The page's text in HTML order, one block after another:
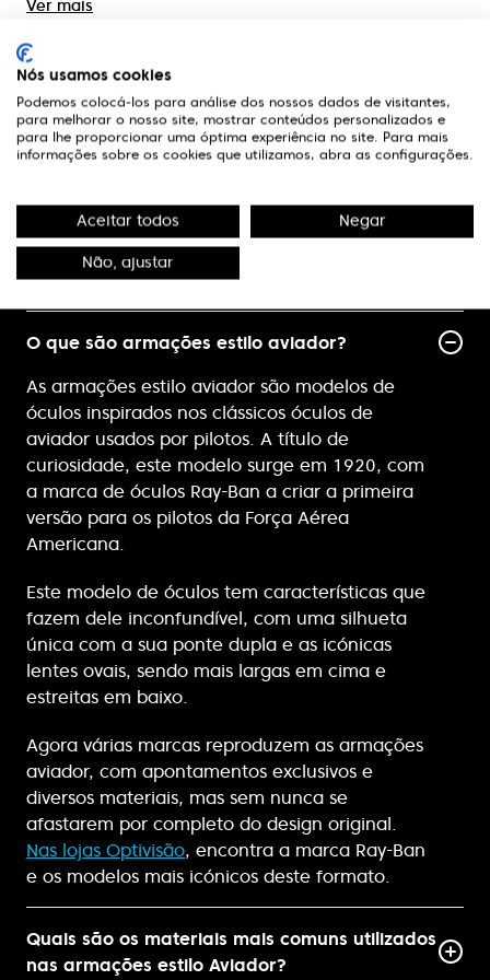
Ver mais
Questões frequentes
aviador e como escolher o modelo adequado ao
seu rosto.
O que são armações estilo aviador?
As armações estilo aviador são modelos de
óculos inspirados nos clássicos óculos de
aviador usados por pilotos. A título de
curiosidade, este modelo surge em 1920, com
a marca de óculos Ray-Ban a criar a primeira
versão para os pilotos da Força Aérea
Americana.
Este modelo de óculos tem características que
fazem dele inconfundível, com uma silhueta
única com a sua ponte dupla e as icónicas
lentes ovais, sendo mais largas em cima e
estreitas em baixo.
Agora várias marcas reproduzem as armações
aviador, com apontamentos exclusivos e
diversos materiais, mas sem nunca se
afastarem por completo do design original.
Nas lojas Optivisão, encontra a marca Ray-Ban
e os modelos mais icónicos deste formato.
Quais são os materiais mais comuns utilizados
nas armações estilo Aviador?
Nós usamos cookies
Podemos colocá-los para análise dos nossos dados de visitantes,
para melhorar o nosso site, mostrar conteúdos personalizados e
para lhe proporcionar uma óptima experiência no site. Para mais
informações sobre os cookies que utilizamos, abra as configurações.
Aceitar todos Negar
Não, ajustar